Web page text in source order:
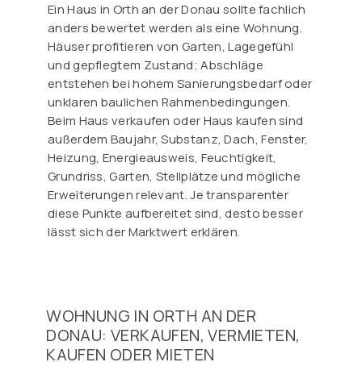
Ein Haus in Orth an der Donau sollte fachlich
anders bewertet werden als eine Wohnung.
Häuser profitieren von Garten, Lagegefühl
und gepflegtem Zustand; Abschläge
entstehen bei hohem Sanierungsbedarf oder
unklaren baulichen Rahmenbedingungen.
Beim Haus verkaufen oder Haus kaufen sind
außerdem Baujahr, Substanz, Dach, Fenster,
Heizung, Energieausweis, Feuchtigkeit,
Grundriss, Garten, Stellplätze und mögliche
Erweiterungen relevant. Je transparenter
diese Punkte aufbereitet sind, desto besser
lässt sich der Marktwert erklären.
WOHNUNG IN ORTH AN DER
DONAU: VERKAUFEN, VERMIETEN,
KAUFEN ODER MIETEN